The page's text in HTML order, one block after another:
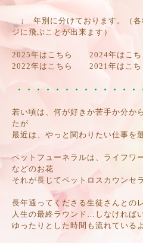
↓ 年別に分けております。（各
ジに飛ぶことが出来ます）
2025年はこちら 2024年はこち
2022年はこちら
2021年はこち
若い頃は、何が好きか苦手か分か
たが
最近は、やっと関わりたい仕事を
ペットフューネラルは、ライフワ
などのお花
それが長じてペットロスカウンセ
長年通ってくださる生徒さんとの
人生の最終ラウンド… しなければ
ゆったりとした時間も流れている